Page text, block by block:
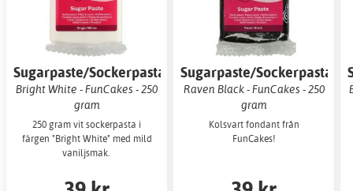
Sugarpaste/Sockerpasta
Bright White - FunCakes - 250
gram
250 gram vit sockerpasta i
färgen "Bright White" med mild
vaniljsmak.
Sugarpaste/Sockerpasta
Raven Black - FunCakes - 250
gram
Kolsvart fondant från
FunCakes!